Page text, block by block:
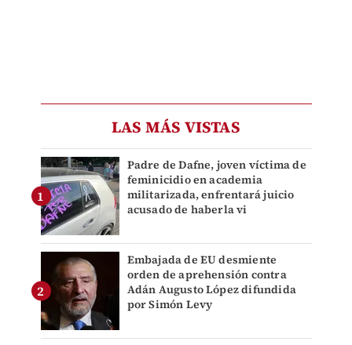
LAS MÁS VISTAS
Padre de Dafne, joven víctima de
feminicidio en academia
militarizada, enfrentará juicio
acusado de haberla vi
Embajada de EU desmiente
orden de aprehensión contra
Adán Augusto López difundida
por Simón Levy